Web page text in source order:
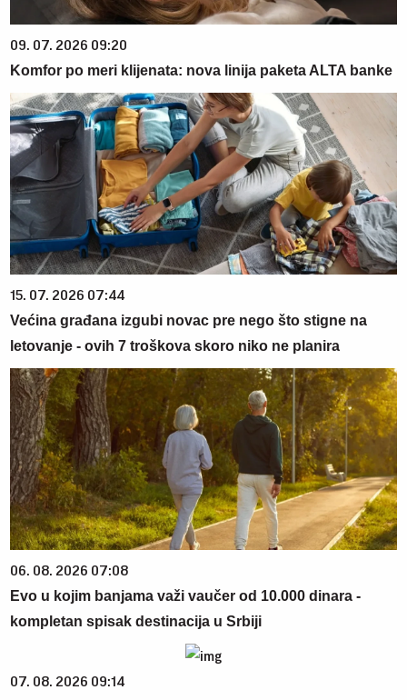
09. 07. 2026 09:20
Komfor po meri klijenata: nova linija paketa ALTA banke
15. 07. 2026 07:44
Većina građana izgubi novac pre nego što stigne na
letovanje - ovih 7 troškova skoro niko ne planira
06. 08. 2026 07:08
Evo u kojim banjama važi vaučer od 10.000 dinara -
kompletan spisak destinacija u Srbiji
07. 08. 2026 09:14